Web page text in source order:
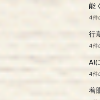
能
4件
行
4件
AI
4件
着